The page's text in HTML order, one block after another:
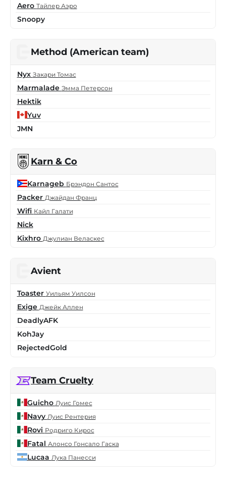
Aero Тайлер Аэро
Snoopy
Method (American team)
Nyx Закари Томас
Marmalade Эмма Петерсон
Hektik
Yuv
JMN
Karn & Co
Karnageb Брэндон Сантос
Packer Джайдан Франц
Wifi Кайл Галати
Nick
Kixhro Джулиан Веласкес
Avient
Toaster Уильям Уилсон
Exige Джейк Аллен
DeadlyAFK
KohJay
RejectedGold
Team Cruelty
Guicho Луис Гомес
Navy Луис Рентерия
Rovi Родриго Кирос
Fatal Алонсо Гонсало Гаска
Lucaa Лука Панесси